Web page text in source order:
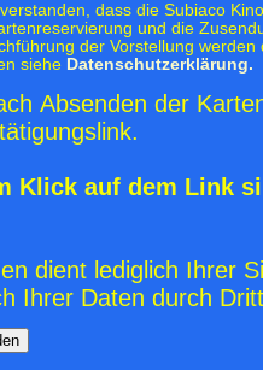
dass die Subiaco
und die
der Vorstellung
siehe Datenschutzerklärung.
Absenden der
Klick auf dem Link
dient lediglich Ihrer
Ihrer Daten durch